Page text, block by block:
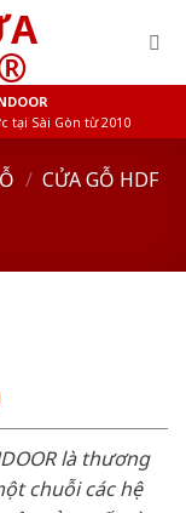
tại Sài Gòn từ 2010
/ CỬA GỖ HDF
là thương
chuỗi các hệ